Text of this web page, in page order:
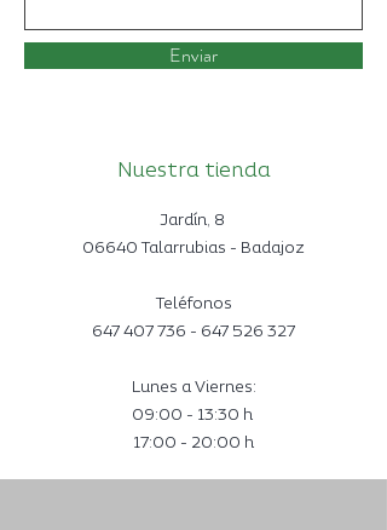
Enviar
Nuestra tienda
Jardín, 8
06640 Talarrubias - Badajoz
Teléfonos
647 407 736 - 647 526 327
Lunes a Viernes:
09:00 - 13:30 h
17:00 - 20:00 h